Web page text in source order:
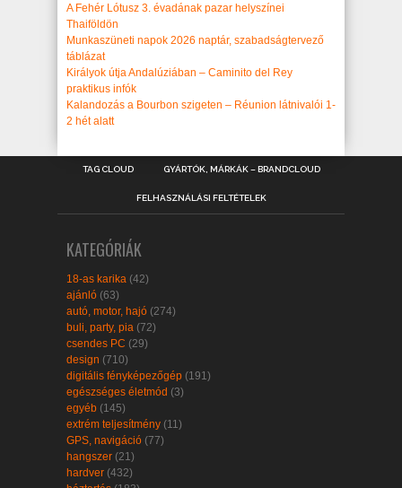
A Fehér Lótusz 3. évadának pazar helyszínei
Thaiföldön
Munkaszüneti napok 2026 naptár, szabadságtervező
táblázat
Királyok útja Andalúziában – Caminito del Rey
praktikus infók
Kalandozás a Bourbon szigeten – Réunion látnivalói 1-
2 hét alatt
TAG CLOUD GYÁRTÓK, MÁRKÁK – BRANDCLOUD
FELHASZNÁLÁSI FELTÉTELEK
KATEGÓRIÁK
18-as karika (42)
ajánló (63)
autó, motor, hajó (274)
buli, party, pia (72)
csendes PC (29)
design (710)
digitális fényképezőgép (191)
egészséges életmód (3)
egyéb (145)
extrém teljesítmény (11)
GPS, navigáció (77)
hangszer (21)
hardver (432)